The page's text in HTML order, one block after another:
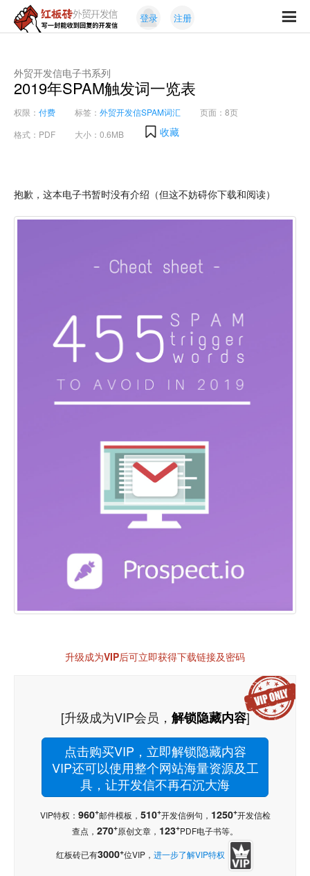
红
砖
外
贸
开
发
信
封
能
到
回
发
信
登录 注册
外贸开发信电子书系列
2019年SPAM触发词一览表
权限： 付费 标签： 外贸开发信SPAM词汇
页面：8页
格式：PDF
大小：0.6MB 收藏
抱歉，这本电子书暂时没有介绍（但这不妨碍你下载和阅读）
升级成为VIP后可立即获得下载链接及密码
[升级成为VIP会员， 解锁隐藏内容]
点击购买VIP，立即解锁隐藏内容
VIP还可以使用整个网站海量资源及工
具，让开发信不再石沉大海
VIP特权： 960+邮件模板， 510+开发信例句， 1250+开发信检
查点， 270+原创文章， 123+PDF电子书等。
红板砖已有3000+位VIP， 进一步了解VIP特权